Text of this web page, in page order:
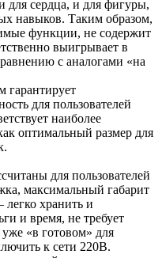
для сердца, и для фигуры,
навыков. Таким образом,
функции, не содержит
выигрывает в
с аналогами «на
гарантирует
для пользователей
наиболее
оптимальный размер для
для пользователей
максимальный габарит
легко хранить и
и время, не требует
«в готовом» для
к сети 220B.